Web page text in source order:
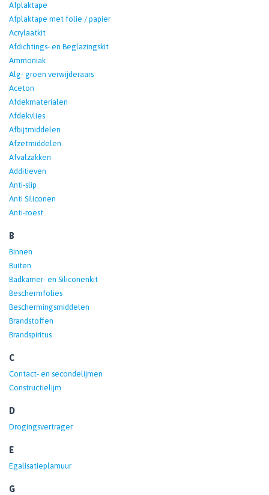
Afplaktape
Afplaktape met folie / papier
Acrylaatkit
Afdichtings- en Beglazingskit
Ammoniak
Alg- groen verwijderaars
Aceton
Afdekmaterialen
Afdekvlies
Afbijtmiddelen
Afzetmiddelen
Afvalzakken
Additieven
Anti-slip
Anti Siliconen
Anti-roest
B
Binnen
Buiten
Badkamer- en Siliconenkit
Beschermfolies
Beschermingsmiddelen
Brandstoffen
Brandspiritus
C
Contact- en secondelijmen
Constructielijm
D
Drogingsvertrager
E
Egalisatieplamuur
G